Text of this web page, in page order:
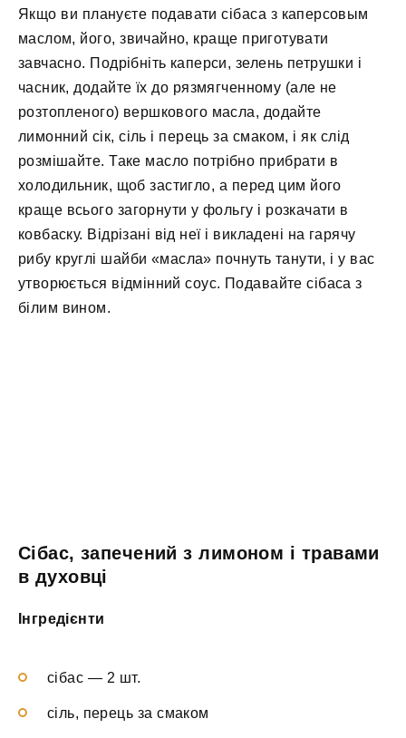
Якщо ви плануєте подавати сібаса з каперсовым
маслом, його, звичайно, краще приготувати
завчасно. Подрібніть каперси, зелень петрушки і
часник, додайте їх до рязмягченному (але не
розтопленого) вершкового масла, додайте
лимонний сік, сіль і перець за смаком, і як слід
розмішайте. Таке масло потрібно прибрати в
холодильник, щоб застигло, а перед цим його
краще всього загорнути у фольгу і розкачати в
ковбаску. Відрізані від неї і викладені на гарячу
рибу круглі шайби «масла» почнуть танути, і у вас
утворюється відмінний соус. Подавайте сібаса з
білим вином.
Сібас, запечений з лимоном і травами
в духовці
Інгредієнти
сібас — 2 шт.
сіль, перець за смаком